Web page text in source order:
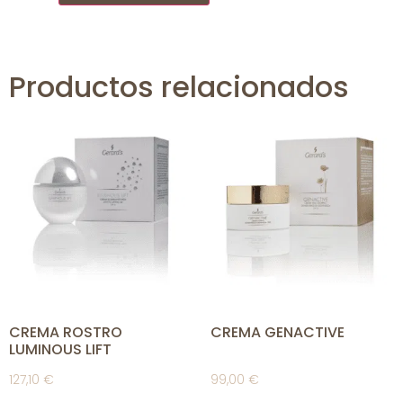
Productos relacionados
CREMA ROSTRO
LUMINOUS LIFT
127,10 €
CREMA GENACTIVE
99,00 €